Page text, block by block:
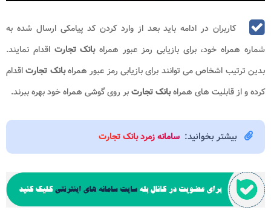
کاربران در ادامه باید بعد از وارد کردن کد پیامکی ارسال شده به
شماره همراه خود، برای بازیابی رمز عبور همراهبانک تجارت اقدام نمایند.
بدین ترتیب اشخاص می توانند برای بازیابی رمز عبور همراهبانک تجارتاقدام
کرده و از قابلیت های همراهبانک تجارتبر روی گوشی همراه خود بهره ببرند.
بیشتر بخوانید: سامانه زمرد بانک تجارت